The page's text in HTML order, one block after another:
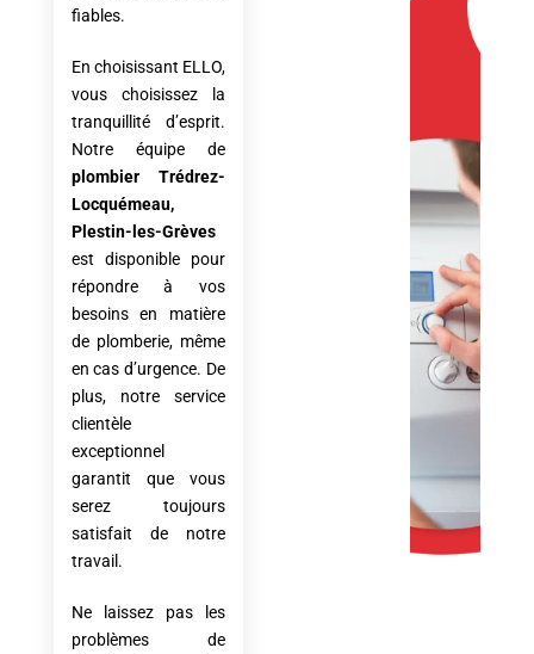
fiables.
En choisissant ELLO,
vous choisissez la
tranquillité d’esprit.
Notre équipe de
plombierTrédrez-
Locquémeau,
Plestin-les-Grèves
est disponible pour
répondre à vos
besoins en matière
de plomberie, même
en cas d’urgence. De
plus, notre service
clientèle
exceptionnel
garantit que vous
serez toujours
satisfait de notre
travail.
Ne laissez pas les
problèmes de